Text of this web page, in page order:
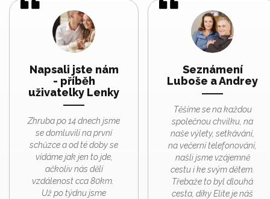
Napsali jste nám
- příběh
uživatelky Lenky
Zhruba po 14 dnech jsme
se domluvili na první
schůzce a od té doby se
vídáme jak jen to jde,
ačkoliv nás dělí
vzdálenost cca 80km.
Už po týdnu jsme
Seznámení
Luboše a Andrey
Těšíme se na každou
společnou chvilku, na
naše výlety, setkávání,
na večerní telefonování,
našli jsme vzájemně
cestu i ke svým dětem.
Třebaže to byl dlouhá
cesta, díky Elite je náš